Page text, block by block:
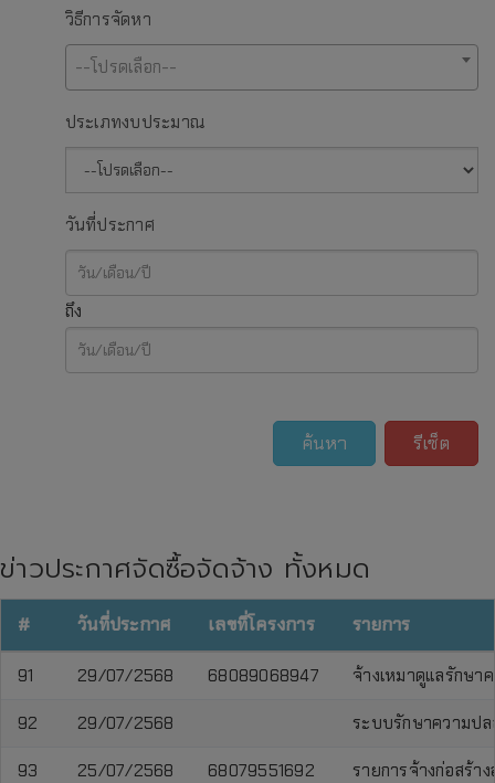
วิธีการจัดหา
--โปรดเลือก--
ประเภทงบประมาณ
วันที่ประกาศ
ถึง
ค้นหา รีเซ็ต
ข่าวประกาศจัดซื้อจัดจ้าง ทั้งหมด
# วันที่ประกาศ เลขที่โครงการ รายการ
91 29/07/2568 68089068947 จ้างเหมาดูแลรักษ
92 29/07/2568 ระบบรักษาความปล
93 25/07/2568 68079551692 รายการจ้างก่อสร้า